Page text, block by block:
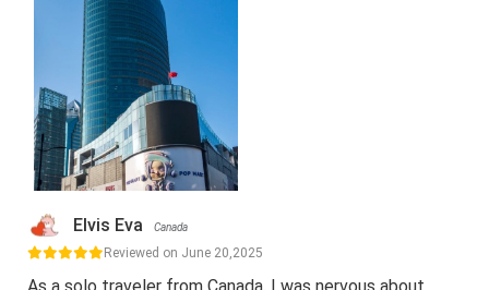
Elvis Eva Canada
Reviewed on June 20,2025